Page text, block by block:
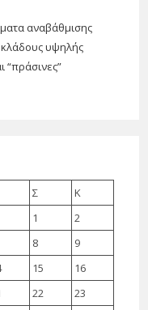
αναβάθμισης
κλάδους υψηλής
“πράσινες”
Σ
Κ
1
2
8
9
15
16
22
23